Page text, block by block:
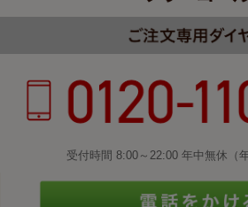
受付時間 8:00～22:00 年中無休（